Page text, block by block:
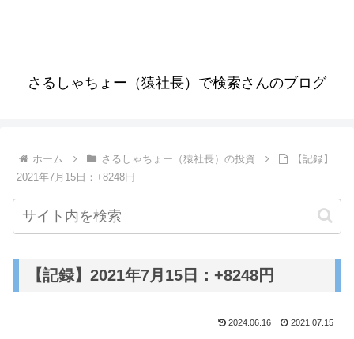
さるしゃちょー（猿社長）で検索さんのブログ
ホーム さるしゃちょー（猿社長）の投資
【記録】
2021年7月15日：+8248円
【記録】2021年7月15日：+8248円
2024.06.16 2021.07.15